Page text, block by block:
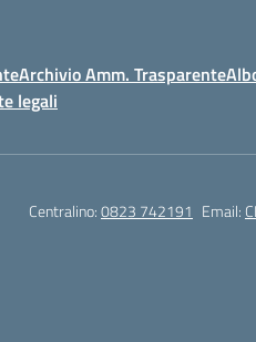
Archivio Amm. Trasparente
legali
Centralino:0823 742191 Email: